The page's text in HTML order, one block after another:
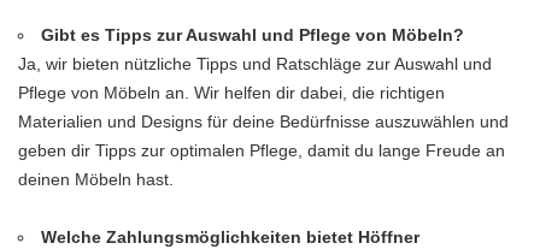
Gibt es Tipps zur Auswahl und Pflege von Möbeln?
Ja, wir bieten nützliche Tipps und Ratschläge zur Auswahl und
Pflege von Möbeln an. Wir helfen dir dabei, die richtigen
Materialien und Designs für deine Bedürfnisse auszuwählen und
geben dir Tipps zur optimalen Pflege, damit du lange Freude an
deinen Möbeln hast.
Welche Zahlungsmöglichkeiten bietet Höffner